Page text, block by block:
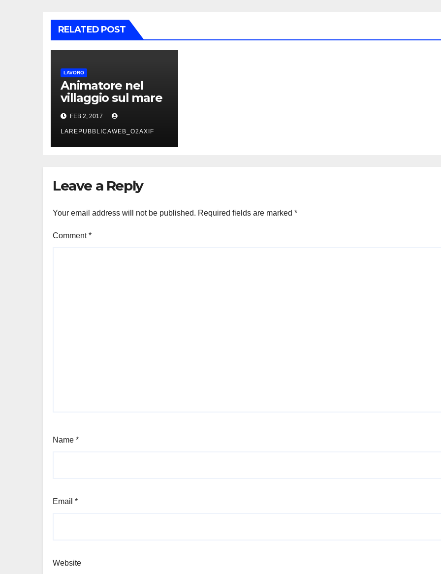
RELATED POST
LAVORO
Animatore nel
villaggio sul mare
più bello d’italia
FEB 2, 2017
LAREPUBBLICAWEB_O2AXIF
Leave a Reply
Your email address will not be published. Required fields are marked *
Comment*
Name *
Email *
Website